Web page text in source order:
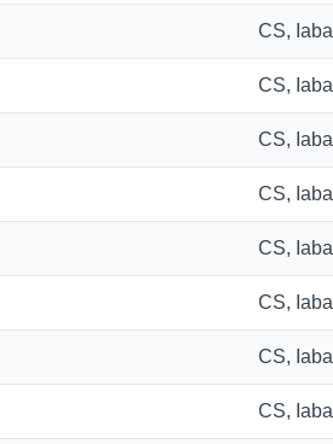
CS,
CS,
CS,
CS,
CS,
CS,
CS,
CS,